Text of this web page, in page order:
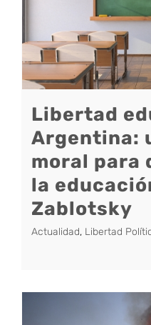
Libertad
Argentina:
moral para
la
Zablotsky
Actualidad, Libertad